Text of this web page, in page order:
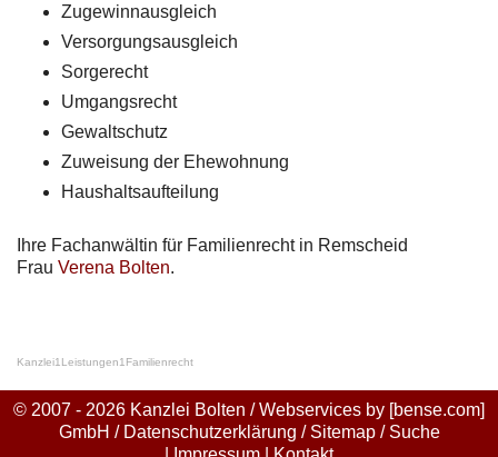
Zugewinnausgleich
Versorgungsausgleich
Sorgerecht
Umgangsrecht
Gewaltschutz
Zuweisung der Ehewohnung
Haushaltsaufteilung
Ihre Fachanwältin für Familienrecht in Remscheid
Frau Verena Bolten.
Kanzlei1 Leistungen1 Familienrecht
© 2007 - 2026 Kanzlei Bolten / Webservices by [bense.com]
GmbH / Datenschutzerklärung / Sitemap/ Suche